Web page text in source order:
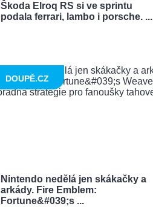
Škoda Elroq RS si ve sprintu
podala ferrari, lambo i porsche. ...
Nintendo nedělá jen skákačky a
arkády. Fire Emblem:
Fortune&#039;s ...
DOUPĚ.CZ